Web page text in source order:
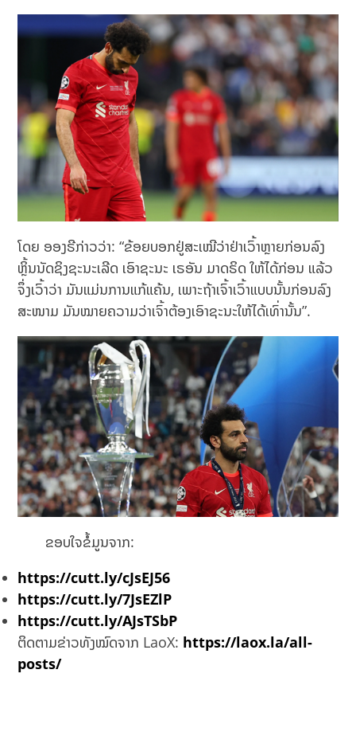
ໂດຍ ອອງຣີກ່າວວ່າ: “ຂ້ອຍບອກຢູ່ສະເໝີວ່າຢ່າເວົ້າຫຼາຍກ່ອນລົງ
ຫຼິ້ນນັດຊິງຊະນະເລີດ ເອົາຊະນະ ເຣອັນ ມາດຣິດ ໃຫ້ໄດ້ກ່ອນ ແລ້ວ
ຈຶ່ງເວົ້າວ່າ ມັນແມ່ນການແກ້ແຄ້ນ, ເພາະຖ້າເຈົ້າເວົ້າແບບນັ້ນກ່ອນລົງ
ສະໜາມ ມັນໝາຍຄວາມວ່າເຈົ້າຕ້ອງເອົາຊະນະໃຫ້ໄດ້ເທົ່ານັ້ນ”.
ຂອບໃຈຂໍ້ມູນຈາກ:
https://cutt.ly/cJsEJ56
https://cutt.ly/7JsEZlP
https://cutt.ly/AJsTSbP
ຕິດຕາມຂ່າວທັງໝົດຈາກ LaoX: https://laox.la/all-
posts/